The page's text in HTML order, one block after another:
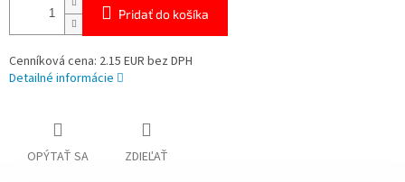
Pridať do košíka
Cenníková cena: 2.15 EUR bez DPH
Detailné informácie
OPÝTAŤ SA ZDIEĽAŤ